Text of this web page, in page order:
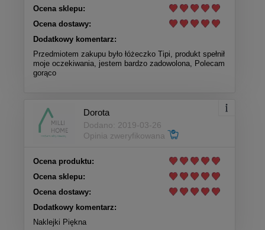
Ocena sklepu:
Ocena dostawy:
Dodatkowy komentarz:
Przedmiotem zakupu było łóżeczko Tipi, produkt spełnił
moje oczekiwania, jestem bardzo zadowolona, Polecam
gorąco
Dorota
Dodano: 2019-03-26
Opinia zweryfikowana
Ocena produktu:
Ocena sklepu:
Ocena dostawy:
Dodatkowy komentarz:
Naklejki Piękna